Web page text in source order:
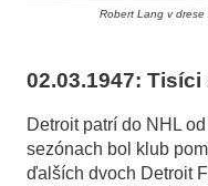
Robert Lang v drese
02.03.1947:
Detroit patrí do NHL
sezónach bol klub
ďalších dvoch Detroit